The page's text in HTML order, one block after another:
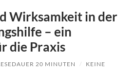
Wirksamkeit in der
– ein
die Praxis
20 MINUTEN /
KEINE